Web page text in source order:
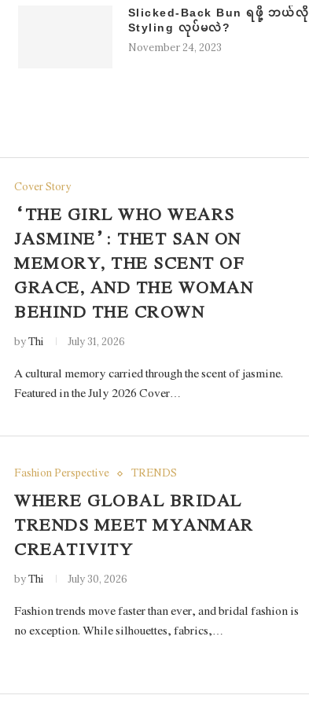
Slicked-Back Bun ရဖို့ ဘယ်လို
Styling လုပ်မလဲ?
November 24, 2023
Cover Story
“THE GIRL WHO WEARS
JASMINE”: THET SAN ON
MEMORY, THE SCENT OF
GRACE, AND THE WOMAN
BEHIND THE CROWN
byThi July 31, 2026
A cultural memory carried through the scent of jasmine.
Featured in the July 2026 Cover…
Fashion Perspective TRENDS
WHERE GLOBAL BRIDAL
TRENDS MEET MYANMAR
CREATIVITY
byThi July 30, 2026
Fashion trends move faster than ever, and bridal fashion is
no exception. While silhouettes, fabrics,…